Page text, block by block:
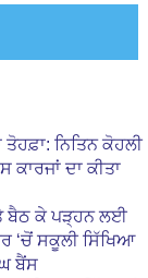
ਨਿਤਿਨ ਕੋਹਲੀ
ਦਾ ਕੀਤਾ
ਬੈਠ ਕੇ ਪੜ੍ਹਨ ਲਈ
‘ਚੋਂ ਸਕੂਲੀ ਸਿੱਖਿਆ
ਬੈਂਸ